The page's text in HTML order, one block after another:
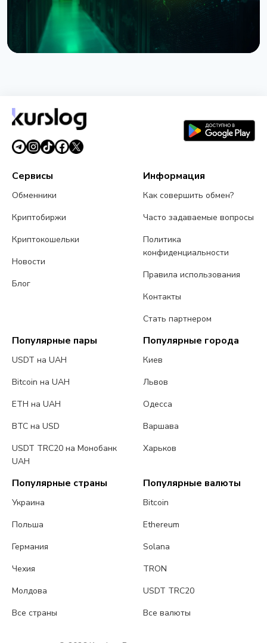
24 июля 2026 г.4 мин чтения
Сервисы
Обменники
Криптобиржи
Криптокошельки
Новости
Блог
Информация
Как совершить обмен?
Часто задаваемые вопросы
Политика
конфиденциальности
Правила использования
Контакты
Стать партнером
Популярные пары
USDT на UAH
Bitcoin на UAH
ETH на UAH
BTC на USD
USDT TRC20 на Монобанк
UAH
Популярные города
Киев
Львов
Одесса
Варшава
Харьков
Популярные страны
Украина
Польша
Германия
Чехия
Молдова
Все страны
Популярные валюты
Bitcoin
Ethereum
Solana
TRON
USDT TRC20
Все валюты